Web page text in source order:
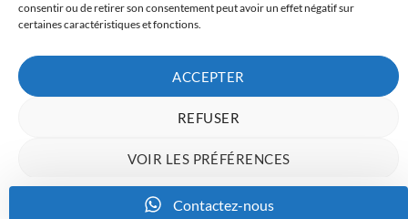
consentir ou de retirer son consentement peut avoir un effet négatif sur
certaines caractéristiques et fonctions.
ACCEPTER
REFUSER
VOIR LES PRÉFÉRENCES
Charte de donnéesPolitique de confidentialité
Contactez-nous